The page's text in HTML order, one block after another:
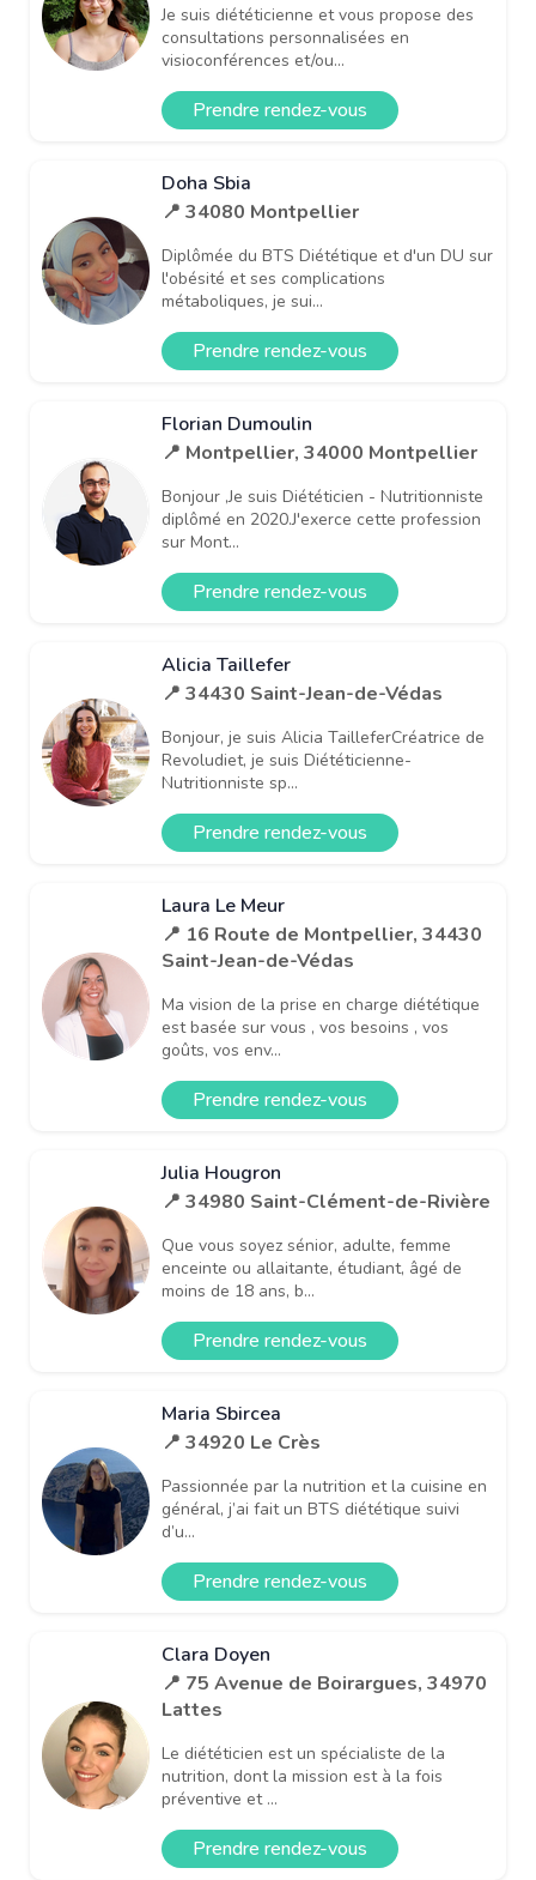
Je suis diététicienne et vous propose des
consultations personnalisées en
visioconférences et/ou...
Prendre rendez-vous
Doha Sbia
📍 34080 Montpellier
Diplômée du BTS Diététique et d'un DU sur
l'obésité et ses complications
métaboliques, je sui...
Prendre rendez-vous
Florian Dumoulin
📍 Montpellier, 34000 Montpellier
Bonjour ,Je suis Diététicien - Nutritionniste
diplômé en 2020.J'exerce cette profession
sur Mont...
Prendre rendez-vous
Alicia Taillefer
📍 34430 Saint-Jean-de-Védas
Bonjour, je suis Alicia TailleferCréatrice de
Revoludiet, je suis Diététicienne-
Nutritionniste sp...
Prendre rendez-vous
Laura Le Meur
📍 16 Route de Montpellier, 34430
Saint-Jean-de-Védas
Ma vision de la prise en charge diététique
est basée sur vous , vos besoins , vos
goûts, vos env...
Prendre rendez-vous
Julia Hougron
📍 34980 Saint-Clément-de-Rivière
Que vous soyez sénior, adulte, femme
enceinte ou allaitante, étudiant, âgé de
moins de 18 ans, b...
Prendre rendez-vous
Maria Sbircea
📍 34920 Le Crès
Passionnée par la nutrition et la cuisine en
général, j’ai fait un BTS diététique suivi
d’u...
Prendre rendez-vous
Clara Doyen
📍 75 Avenue de Boirargues, 34970
Lattes
Le diététicien est un spécialiste de la
nutrition, dont la mission est à la fois
préventive et ...
Prendre rendez-vous